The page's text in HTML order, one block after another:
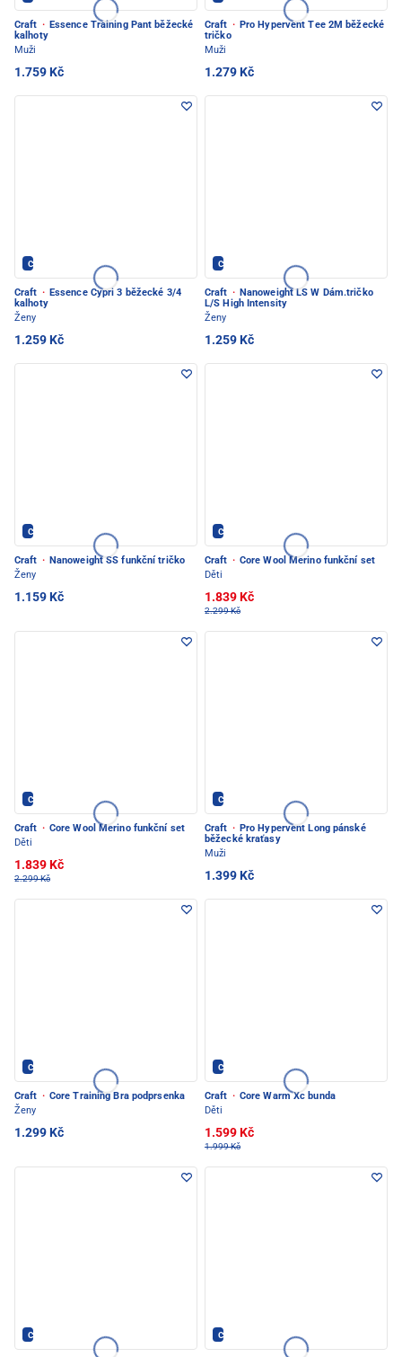
Craft · Essence Training Pant běžecké
kalhoty
Muži
1.759 Kč
Craft · Pro Hypervent Tee 2M běžecké
tričko
Muži
1.279 Kč
CRAFT - PEC POD SNĚŽKOU
Craft · Essence Cypri 3 běžecké 3/4
kalhoty
Ženy
1.259 Kč
CRAFT - PEC POD SNĚŽKOU
Craft · Nanoweight LS W Dám.tričko
L/S High Intensity
Ženy
1.259 Kč
CRAFT - PEC POD SNĚŽKOU
Craft · Nanoweight SS funkční tričko
Ženy
1.159 Kč
CRAFT - PEC POD SNĚŽKOU
Craft · Core Wool Merino funkční set
Děti
1.839 Kč
2.299 Kč
CRAFT - PEC POD SNĚŽKOU
Craft · Core Wool Merino funkční set
Děti
1.839 Kč
2.299 Kč
CRAFT - PEC POD SNĚŽKOU
Craft · Pro Hypervent Long pánské
běžecké kraťasy
Muži
1.399 Kč
CRAFT - PEC POD SNĚŽKOU
Craft · Core Training Bra podprsenka
Ženy
1.299 Kč
CRAFT - PEC POD SNĚŽKOU
Craft · Core Warm Xc bunda
Děti
1.599 Kč
1.999 Kč
CRAFT - PEC POD SNĚŽKOU CRAFT - PEC POD SNĚŽKOU